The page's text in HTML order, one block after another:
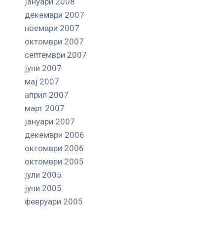
декември 2007
ноември 2007
октомври 2007
септември 2007
јуни 2007
мај 2007
април 2007
март 2007
јануари 2007
декември 2006
октомври 2006
октомври 2005
јули 2005
јуни 2005
февруари 2005